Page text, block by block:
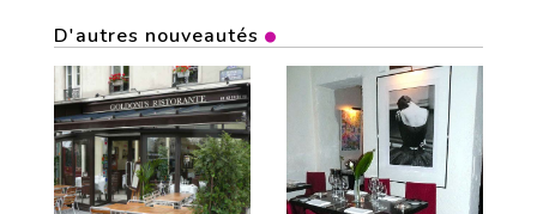
D'autres nouveautés